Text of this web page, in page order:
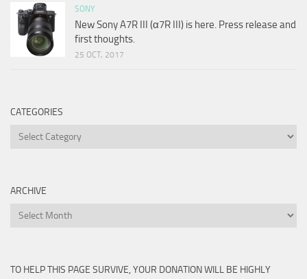
SONY
New Sony A7R III (α7R III) is here. Press release and
first thoughts.
25 OCT, 2017
CATEGORIES
Categories
ARCHIVE
Archive
TO HELP THIS PAGE SURVIVE, YOUR DONATION WILL BE HIGHLY